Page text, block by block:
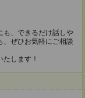
も、できるだけ話しや
、ぜひお気軽にご相談
します！